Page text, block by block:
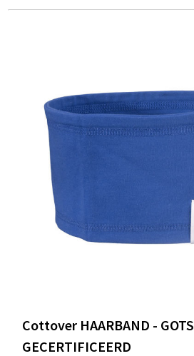
Cottover HAARBAND - GOTS
GECERTIFICEERD